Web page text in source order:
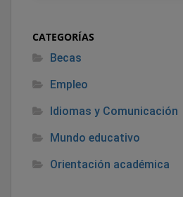
CATEGORÍAS
Becas
Empleo
Idiomas y Comunicación
Mundo educativo
Orientación académica